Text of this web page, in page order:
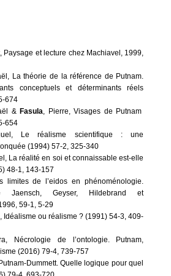
Paysage et lecture chez Machiavel, 1999,
La théorie de la référence de Putnam.
conceptuels et déterminants réels
674
& Fasula, Pierre, Visages de Putnam
654
Le réalisme scientifique : une
(1994) 57-2, 325-340
La réalité en soi et connaissable est-elle
48-1, 143-157
limites de l’eidos en phénoménologie.
Jaensch, Geyser, Hildebrand et
59-1, 5-29
Idéalisme ou réalisme ? (1991) 54-3, 409-
Nécrologie de l’ontologie. Putnam,
(2016) 79-4, 739-757
Dummett. Quelle logique pour quel